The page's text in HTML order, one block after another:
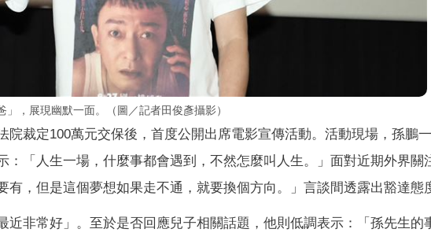
，展現幽默一面。（圖／記者田俊彥攝影）
院裁定100萬元交保後，首度公開出席電影宣傳活動。活動現場，孫鵬
：「人生一場，什麼事都會遇到，不然怎麼叫人生。」面對近期外界關
有，但是這個夢想如果走不通，就要換個方向。」言談間透露出豁達態
近非常好」。至於是否回應兒子相關話題，他則低調表示：「孫先生的